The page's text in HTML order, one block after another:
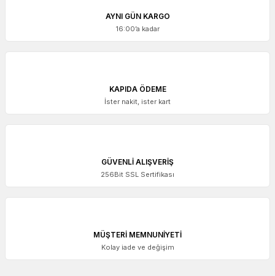
AYNI GÜN KARGO
16:00’a kadar
KAPIDA ÖDEME
İster nakit, ister kart
GÜVENLİ ALIŞVERİŞ
256Bit SSL Sertifikası
MÜŞTERİ MEMNUNİYETİ
Kolay iade ve değişim